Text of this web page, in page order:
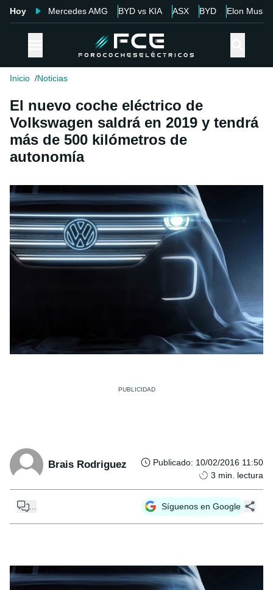
Hoy Mercedes AMG BYD vs KIA ASX BYD Elon Musk
Inicio Noticias
El nuevo coche eléctrico de
Volkswagen saldrá en 2019 y tendrá
más de 500 kilómetros de
autonomía
Brais Rodriguez Publicado: 10/02/2016 11:50
3 min. lectura
Síguenos en Google